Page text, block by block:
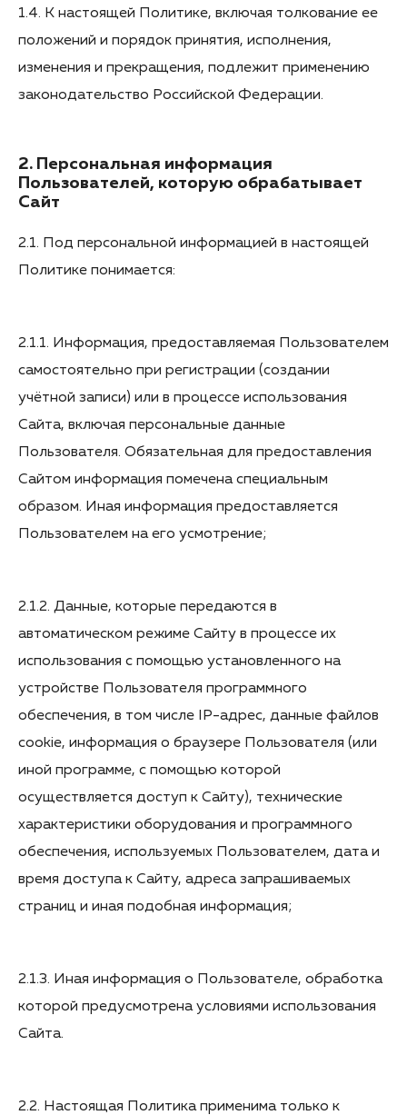
1.4. К настоящей Политике, включая толкование ее
положений и порядок принятия, исполнения,
изменения и прекращения, подлежит применению
законодательство Российской Федерации.
2. Персональная информация
Пользователей, которую обрабатывает
Сайт
2.1. Под персональной информацией в настоящей
Политике понимается:
2.1.1. Информация, предоставляемая Пользователем
самостоятельно при регистрации (создании
учётной записи) или в процессе использования
Сайта, включая персональные данные
Пользователя. Обязательная для предоставления
Сайтом информация помечена специальным
образом. Иная информация предоставляется
Пользователем на его усмотрение;
2.1.2. Данные, которые передаются в
автоматическом режиме Сайту в процессе их
использования с помощью установленного на
устройстве Пользователя программного
обеспечения, в том числе IP-адрес, данные файлов
cookie, информация о браузере Пользователя (или
иной программе, с помощью которой
осуществляется доступ к Сайту), технические
характеристики оборудования и программного
обеспечения, используемых Пользователем, дата и
время доступа к Сайту, адреса запрашиваемых
страниц и иная подобная информация;
2.1.3. Иная информация о Пользователе, обработка
которой предусмотрена условиями использования
Сайта.
2.2. Настоящая Политика применима только к